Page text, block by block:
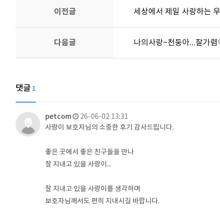
이전글 세상에서 제일 사랑하는
다음글 나의사랑~천둥아...잘가
댓글 1
petcom
26-06-02 13:31
사랑이 보호자님의 소중한 후기 감사드립니다.
좋은 곳에서 좋은 친구들을 만나
잘 지내고 있을 사랑이...
잘 지내고 있을 사랑이를 생각하며
보호자님께서도 편히 지내시길 바랍니다.